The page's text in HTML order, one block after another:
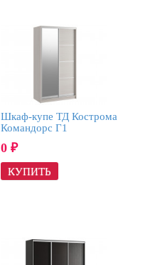
Шкаф-купе ТД Кострома
Командорс Г1
0 ₽